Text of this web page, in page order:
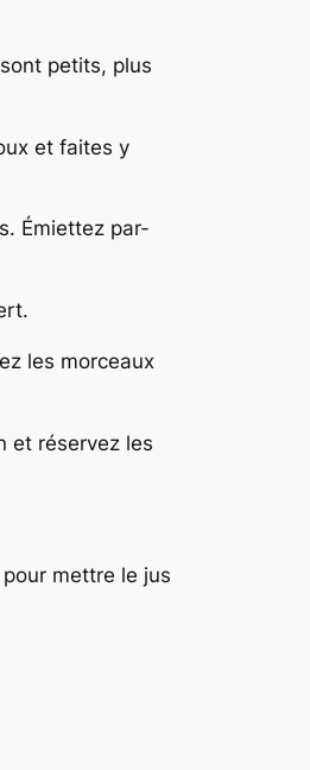
petits, plus
et faites y
Émiettez par-
les morceaux
et réservez les
mettre le jus